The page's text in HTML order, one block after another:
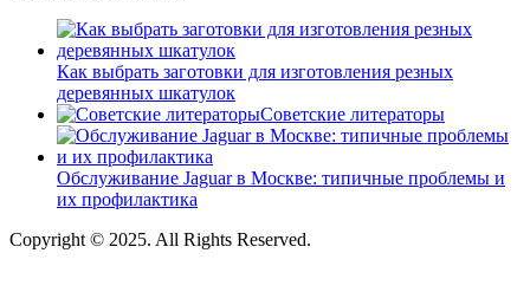
Как выбрать заготовки для изготовления резных
деревянных шкатулок
Советские литераторы
Обслуживание Jaguar в Москве: типичные проблемы и
их профилактика
Copyright © 2025. All Rights Reserved.